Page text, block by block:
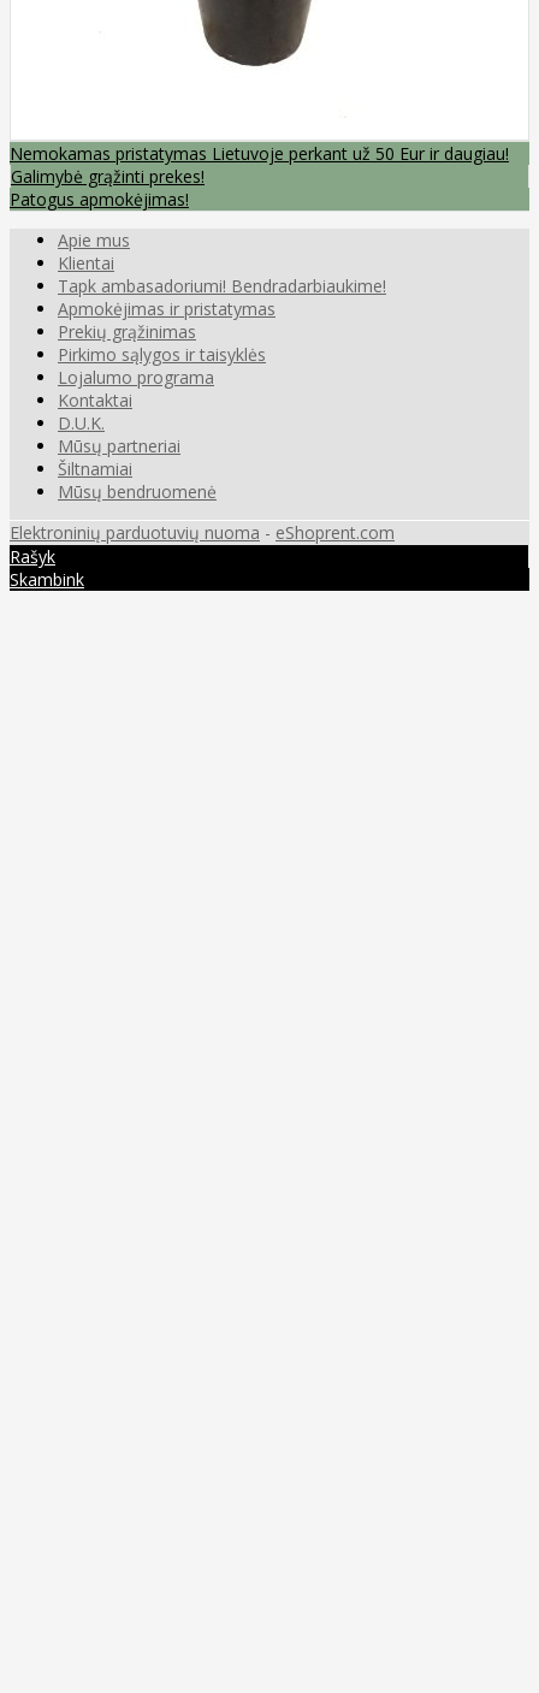
Nemokamas pristatymas Lietuvoje perkant už 50 Eur ir daugiau!
Galimybė grąžinti prekes!
Patogus apmokėjimas!
Apie mus
Klientai
Tapk ambasadoriumi! Bendradarbiaukime!
Apmokėjimas ir pristatymas
Prekių grąžinimas
Pirkimo sąlygos ir taisyklės
Lojalumo programa
Kontaktai
D.U.K.
Mūsų partneriai
Šiltnamiai
Mūsų bendruomenė
Elektroninių parduotuvių nuoma - eShoprent.com
Rašyk
Skambink